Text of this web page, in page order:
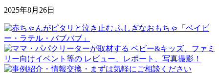
2025年8月26日